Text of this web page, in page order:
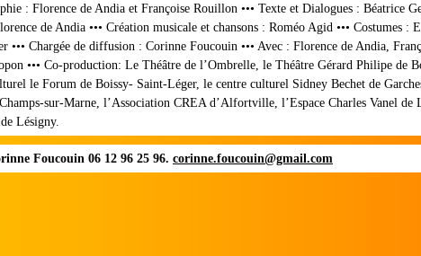
: Florence de Andia et Françoise Rouillon ••• Texte et Dialogues : Béatrice
de Andia ••• Création musicale et chansons : Roméo Agid ••• Costumes :
••• Chargée de diffusion : Corinne Foucouin ••• Avec : Florence de Andia,
••• Co-production: Le Théâtre de l’Ombrelle, le Théâtre Gérard Philipe de
le Forum de Boissy- Saint-Léger, le centre culturel Sidney Bechet de
sur-Marne, l’Association CREA d’Alfortville, l’Espace Charles Vanel de
Lésigny.
Foucouin 06 12 96 25 96. corinne.foucouin@gmail.com